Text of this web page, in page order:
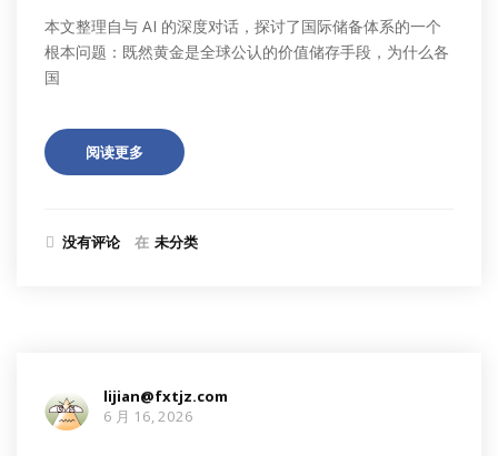
本文整理自与 AI 的深度对话，探讨了国际储备体系的一个
根本问题：既然黄金是全球公认的价值储存手段，为什么各
国
阅读更多
没有评论 在 未分类
lijian@fxtjz.com
6 月 16, 2026